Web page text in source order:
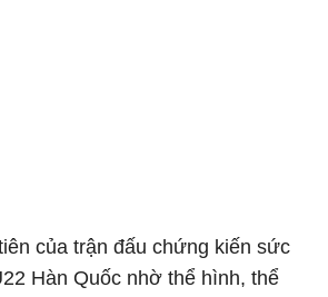
của trận đấu chứng kiến sức
Hàn Quốc nhờ thể hình, thể